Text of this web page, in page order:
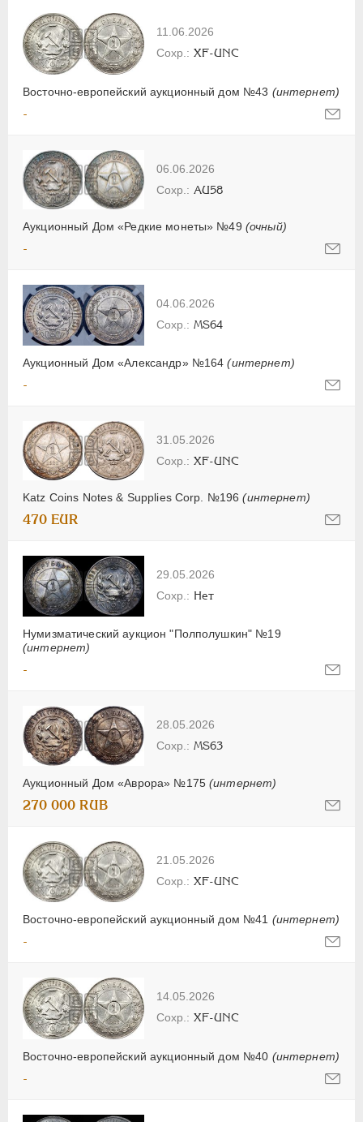
11.06.2026
Восточно-европейский аукционный дом №43 (интернет)
XF-UNC
-
06.06.2026
Аукционный Дом «Редкие монеты» №49 (очный)
AU58
-
04.06.2026
Аукционный Дом «Александр» №164(интернет)
MS64
-
31.05.2026
Katz Coins Notes & Supplies Corp. №196(интернет)
XF-UNC
470 EUR
29.05.2026
Нумизматический аукцион "Полполушкин" №19
(интернет)
Нет
-
28.05.2026
Аукционный Дом «Аврора» №175(интернет)
MS63
270 000 RUB
21.05.2026
Восточно-европейский аукционный дом №41 (интернет)
XF-UNC
-
14.05.2026
Восточно-европейский аукционный дом №40 (интернет)
XF-UNC
-